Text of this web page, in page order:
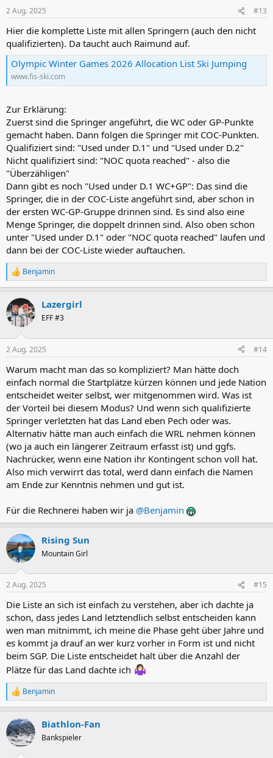
2 Aug. 2025 #13
Hier die komplette Liste mit allen Springern (auch den nicht
qualifizierten). Da taucht auch Raimund auf.
Olympic Winter Games 2026 Allocation List Ski Jumping
www.fis-ski.com
Zur Erklärung:
Zuerst sind die Springer angeführt, die WC oder GP-Punkte
gemacht haben. Dann folgen die Springer mit COC-Punkten.
Qualifiziert sind: "Used under D.1" und "Used under D.2"
Nicht qualifiziert sind: "NOC quota reached" - also die
"Überzähligen"
Dann gibt es noch "Used under D.1 WC+GP": Das sind die
Springer, die in der COC-Liste angeführt sind, aber schon in
der ersten WC-GP-Gruppe drinnen sind. Es sind also eine
Menge Springer, die doppelt drinnen sind. Also oben schon
unter "Used under D.1" oder "NOC quota reached" laufen und
dann bei der COC-Liste wieder auftauchen.
R
e
k
t
i
e
:
Benjamin
Lazergirl
EFF #3
2 Aug. 2025 #14
Warum macht man das so kompliziert? Man hätte doch
einfach normal die Startplätze kürzen können und jede Nation
entscheidet weiter selbst, wer mitgenommen wird. Was ist
der Vorteil bei diesem Modus? Und wenn sich qualifizierte
Springer verletzten hat das Land eben Pech oder was.
Alternativ hätte man auch einfach die WRL nehmen können
(wo ja auch ein längerer Zeitraum erfasst ist) und ggfs.
Nachrücker, wenn eine Nation ihr Kontingent schon voll hat.
Also mich verwirrt das total, werd dann einfach die Namen
am Ende zur Kenntnis nehmen und gut ist.
Für die Rechnerei haben wir ja @Benjamin
Rising Sun
Mountain Girl
2 Aug. 2025 #15
Die Liste an sich ist einfach zu verstehen, aber ich dachte ja
schon, dass jedes Land letztendlich selbst entscheiden kann
wen man mitnimmt, ich meine die Phase geht über Jahre und
es kommt ja drauf an wer kurz vorher in Form ist und nicht
beim SGP. Die Liste entscheidet halt über die Anzahl der
Plätze für das Land dachte ich
R
e
k
t
i
Benjamin
Biathlon-Fan
Bankspieler